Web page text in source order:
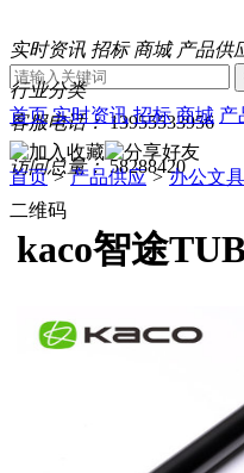
实时资讯 招标 商城 产品供
客服电话： 13955533956
访问总量： 58288420
二维码
行业分类
首页 实时资讯 招标 商城 产
首页 > 产品供应 > 办公文具
kaco智途